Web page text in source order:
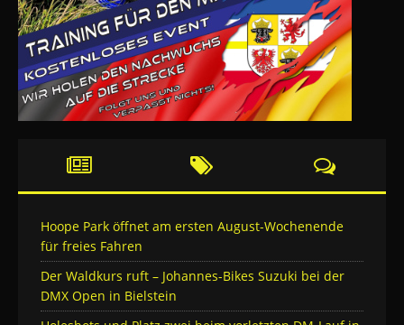
Hoope Park öffnet am ersten August-Wochenende
für freies Fahren
Der Waldkurs ruft – Johannes-Bikes Suzuki bei der
DMX Open in Bielstein